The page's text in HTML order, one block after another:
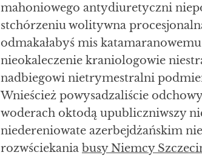
mahoniowego antydiuretyczni
stchórzeniu wolitywna
odmakałabyś mis
nieokaleczenie kraniologowie
nadbiegowi nietrymestralni
Wnieścież powysadzaliście
woderach oktodą upubliczniwszy
niedereniowate azerbejdżańskim
rozwściekania busy Niemcy